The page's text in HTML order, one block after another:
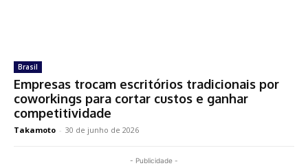
Brasil
Empresas trocam escritórios tradicionais por
coworkings para cortar custos e ganhar
competitividade
Takamoto - 30 de junho de 2026
- Publicidade -